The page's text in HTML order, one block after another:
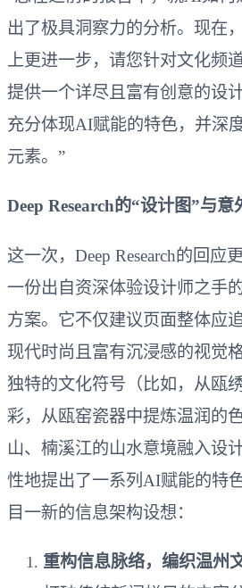
出了极具洞察力的分析。现在
上更进一步，请您针对文化频
提供一个详尽且富有创意的设
充分体现AI赋能的特色，并深
元素。”
Deep Research的“设计图”与意
这一次，Deep Research的回应
一份出自资深体验设计师之手
方案。它不仅建议页面整体应
现代时尚且富有沉浸感的视觉
独特的文化符号（比如，从瓯
彩，从瓯窑瓷器中提炼温润的
山、楠溪江的山水意境融入设
性地提出了一系列AI赋能的特
目一新的信息架构设想：
重构信息脉络，编织温州